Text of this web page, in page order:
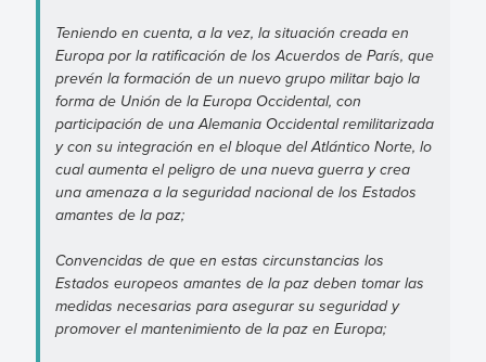
Teniendo en cuenta, a la vez, la situación creada en
Europa por la ratificación de los Acuerdos de París, que
prevén la formación de un nuevo grupo militar bajo la
forma de Unión de la Europa Occidental, con
participación de una Alemania Occidental remilitarizada
y con su integración en el bloque del Atlántico Norte, lo
cual aumenta el peligro de una nueva guerra y crea
una amenaza a la seguridad nacional de los Estados
amantes de la paz;
Convencidas de que en estas circunstancias los
Estados europeos amantes de la paz deben tomar las
medidas necesarias para asegurar su seguridad y
promover el mantenimiento de la paz en Europa;